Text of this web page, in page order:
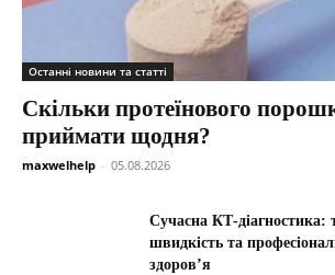
Останні новини та статті
Скільки протеїнового
приймати щодня?
maxwelhelp - 05.08.2026
Сучасна КТ-діагностика:
швидкість та
здоров’я